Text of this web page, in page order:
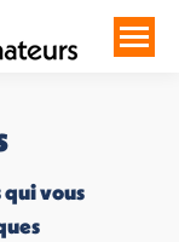
qui vous